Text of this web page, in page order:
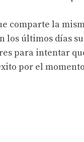
comparte la
los últimos días
para intentar
por el